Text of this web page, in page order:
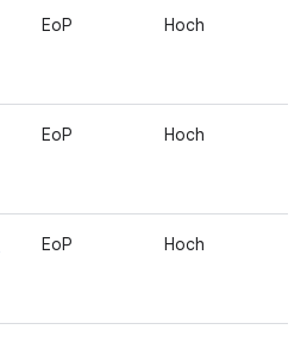
EoP Hoch
EoP Hoch
EoP Hoch